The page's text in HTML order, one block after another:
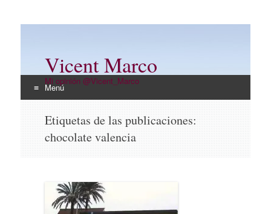
Vicent Marco
Mi opinión @Vicent_Marco
Menú
contenido
Etiquetas de las publicaciones:
chocolate valencia